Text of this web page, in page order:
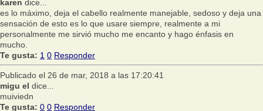
karen dice...
es lo máximo, deja el cabello realmente manejable, sedoso y deja una
sensación de esto es lo que usare siempre, realmente a mi
personalmente me sirvió mucho me encanto y hago énfasis en
mucho.
Te gusta: 1 0 Responder
Publicado el 26 de mar, 2018 a las 17:20:41
migu el dice...
muiviedn
Te gusta: 0 0 Responder